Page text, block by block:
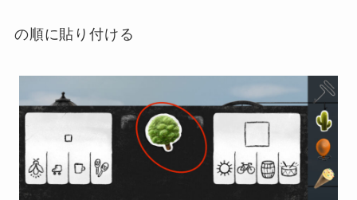
の順に貼り付ける